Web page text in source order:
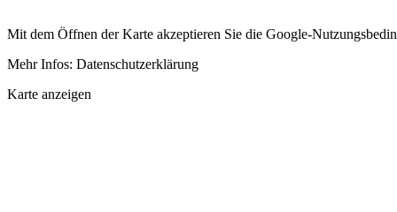
Mit dem Öffnen der Karte akzeptieren Sie die Google-
Mehr Infos: Datenschutzerklärung
Karte anzeigen